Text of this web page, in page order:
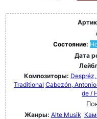
Состояние:
Дата
Композиторы:
Traditional Cabezón,
de /
Жанры: Alte Musik